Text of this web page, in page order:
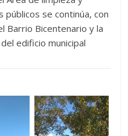
se continúa, con
Barrio Bicentenario y la
edificio municipal